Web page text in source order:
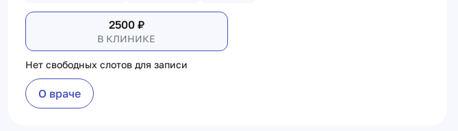
2500₽
В КЛИНИКЕ
Нет свободных слотов для записи
О враче